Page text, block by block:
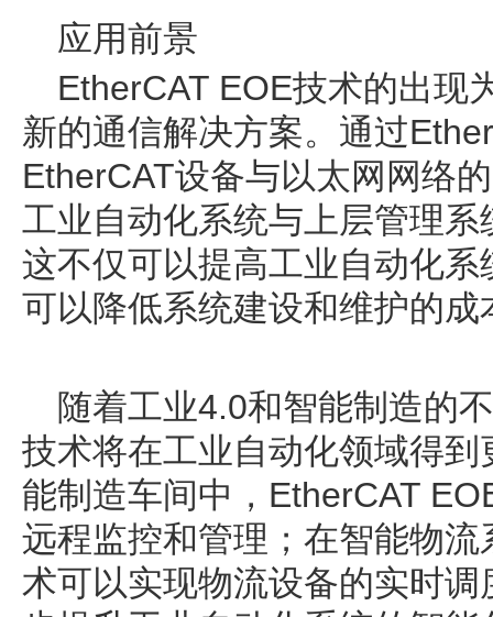
应用前景
EtherCAT EOE技术的出现
新的通信解决方案。通过
EtherCAT设备与以太网网络
工业自动化系统与上层管理
这不仅可以提高工业自动化
可以降低系统建设和维护的成
随着工业4.0和智能制造的
技术将在工业自动化领域得
能制造车间中，EtherCAT
远程监控和管理；在智能物
术可以实现物流设备的实时